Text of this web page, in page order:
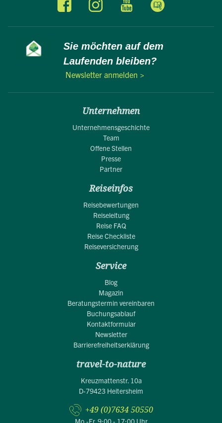
Sie möchten auf dem
Laufenden bleiben?
Newsletter anmelden >
Unternehmen
Unternehmensgeschichte
Team
Offene Stellen
Presse
Partner
Reiseinfos
Reisebewertungen
Reiseleitung
Reise FAQ
Reise Checkliste
Reiseversicherung
Service
Blog
Magazin
Beratungstermin vereinbaren
Buchungsablauf
Kontaktformular
Newsletter
Barrierefreiheitserklärung
travel-to-nature
Kreuzmattenstr. 10a
D-79423 Heitersheim
+49 (0)7634 50550
Mo.-Fr. 9:00 - 17:00 Uhr